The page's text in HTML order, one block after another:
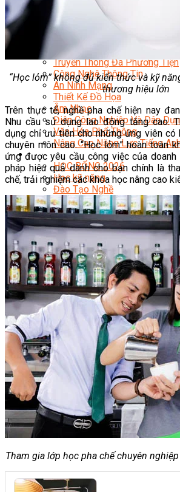
Quản Lý Kinh Doanh Nhà
Hướng Dẫn Du Lịch
Quản Trị Lữ Hành
Tạo Mẫu Và Chăm Sóc Sắc
Truyền Thông Đa Phương Tiện
Công Nghệ Thông Tin
An Ninh Mạng
Thiết Kế Đồ Họa
Âm Nhạc
Điện Công Nghiệp Và Dân
Văn Hóa Phổ Thông
Nâng Cao Năng Lực Tiếng
Tin Tức
HỌC BỔNG 2026
Học kỹ năng
Đào Tạo Nghề
Hoạt Động
Văn Hóa Ẩm Thực Việt Nam
Sự Kiện Hướng Nghiệp Á Âu
Siêu Thị ĐVP Market
Chưa có sản phẩm trong giỏ
Giỏ hàng
Chưa có sản phẩm trong giỏ hàng.
“Học lỏm” không đủ kiến thức và kỹ
thương hiệu lớn
Trên thực tế, nghề pha chế hiện nay
Nhu cầu sử dụng lao động tăng cao.
dụng chỉ ưu tiên cho những ứng viên có
chuyên môn cao. “Học lỏm” hoàn toàn
ứng được yêu cầu công việc của doanh
pháp hiệu quả dành cho bạn chính là
chế, trải nghiệm các khóa học nâng cao
Tham gia lớp học pha chế chuyên